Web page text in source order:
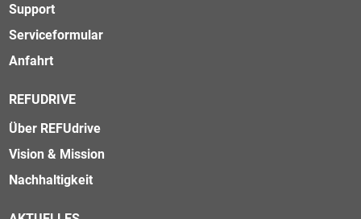
Support
Serviceformular
Anfahrt
REFUDRIVE
Über REFUdrive
Vision & Mission
Nachhaltigkeit